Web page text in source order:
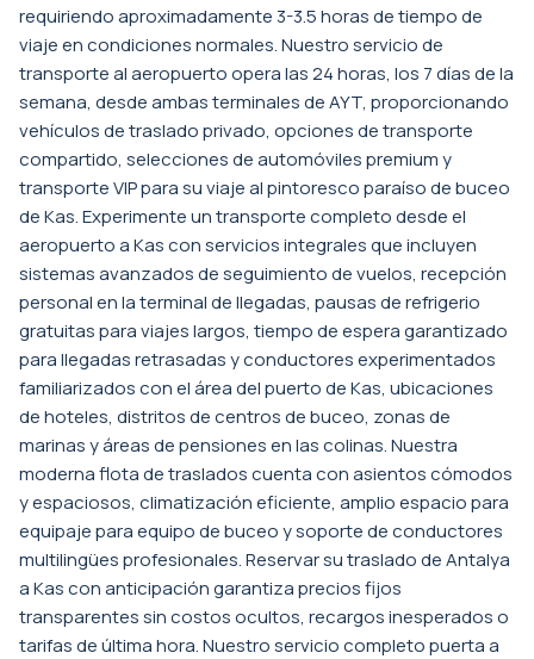
requiriendo aproximadamente 3-3.5 horas de tiempo de
viaje en condiciones normales. Nuestro servicio de
transporte al aeropuerto opera las 24 horas, los 7 días de la
semana, desde ambas terminales de AYT, proporcionando
vehículos de traslado privado, opciones de transporte
compartido, selecciones de automóviles premium y
transporte VIP para su viaje al pintoresco paraíso de buceo
de Kas. Experimente un transporte completo desde el
aeropuerto a Kas con servicios integrales que incluyen
sistemas avanzados de seguimiento de vuelos, recepción
personal en la terminal de llegadas, pausas de refrigerio
gratuitas para viajes largos, tiempo de espera garantizado
para llegadas retrasadas y conductores experimentados
familiarizados con el área del puerto de Kas, ubicaciones
de hoteles, distritos de centros de buceo, zonas de
marinas y áreas de pensiones en las colinas. Nuestra
moderna flota de traslados cuenta con asientos cómodos
y espaciosos, climatización eficiente, amplio espacio para
equipaje para equipo de buceo y soporte de conductores
multilingües profesionales. Reservar su traslado de Antalya
a Kas con anticipación garantiza precios fijos
transparentes sin costos ocultos, recargos inesperados o
tarifas de última hora. Nuestro servicio completo puerta a